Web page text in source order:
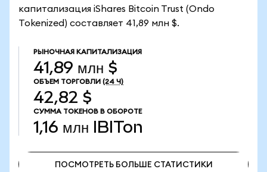
капитализация iShares Bitcoin Trust (Ondo
Tokenized) составляет 41,89 млн $.
РЫНОЧНАЯ КАПИТАЛИЗАЦИЯ
41,89 млн $
ОБЪЕМ ТОРГОВЛИ (24 Ч)
42,82 $
СУММА ТОКЕНОВ В ОБОРОТЕ
1,16 млн IBITon
ПОСМОТРЕТЬ БОЛЬШЕ СТАТИСТИКИ